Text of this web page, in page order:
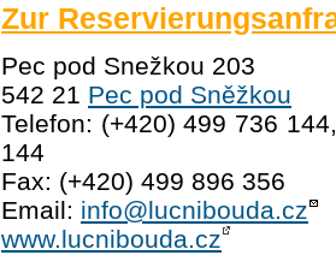
Zur
Pec pod Snežkou 203
542 21 Pec pod Sněžkou
Telefon: (+420) 499 736
144
Fax: (+420) 499 896 356
Email: info@lucnibouda.cz
www.lucnibouda.cz